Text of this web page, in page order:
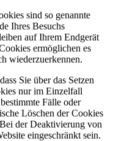
sind so genannte
Ihres Besuchs
auf Ihrem Endgerät
ermöglichen es
wiederzuerkennen.
Sie über das Setzen
nur im Einzelfall
Fälle oder
Löschen der Cookies
der Deaktivierung von
eingeschränkt sein.